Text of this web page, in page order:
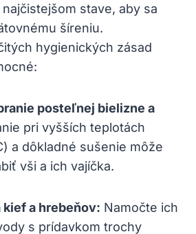
stave, aby sa
šíreniu.
hygienických zásad
posteľnej bielizne a
pri vyšších teplotách
a dôkladné sušenie môže
vši a ich vajíčka.
a hrebeňov: Namočte ich
s prídavkom trochy